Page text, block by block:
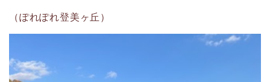
（ぽれぽれ登美ヶ丘）